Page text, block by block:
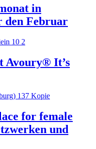
in
den Februar
Avoury® It’s
for female
und